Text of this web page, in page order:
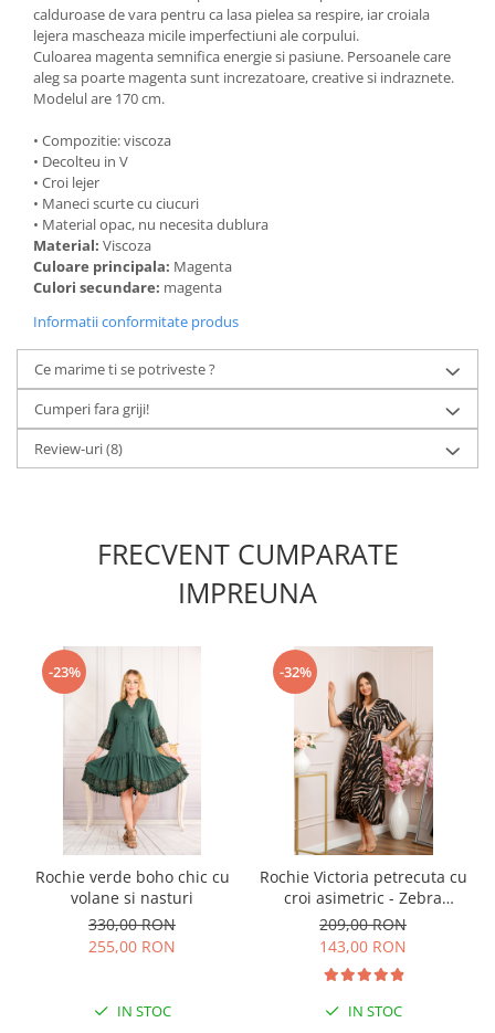
calduroase de vara pentru ca lasa pielea sa respire, iar croiala
lejera mascheaza micile imperfectiuni ale corpului.
Culoarea magenta semnifica energie si pasiune. Persoanele care
aleg sa poarte magenta sunt increzatoare, creative si indraznete.
Modelul are 170 cm.
• Compozitie: viscoza
• Decolteu in V
• Croi lejer
• Maneci scurte cu ciucuri
• Material opac, nu necesita dublura
Material: Viscoza
Culoare principala: Magenta
Culori secundare: magenta
Informatii conformitate produs
Ce marime ti se potriveste ?
Cumperi fara griji!
Review-uri(8)
FRECVENT CUMPARATE
IMPREUNA
-23%
Rochie verde boho chic cu
volane si nasturi
330,00 RON
255,00 RON
IN STOC
-32%
Rochie Victoria petrecuta cu
croi asimetric - Zebra
Bronze
209,00 RON
143,00 RON
IN STOC